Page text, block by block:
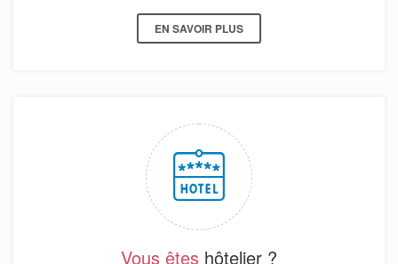
EN SAVOIR PLUS
Vous êtes hôtelier ?